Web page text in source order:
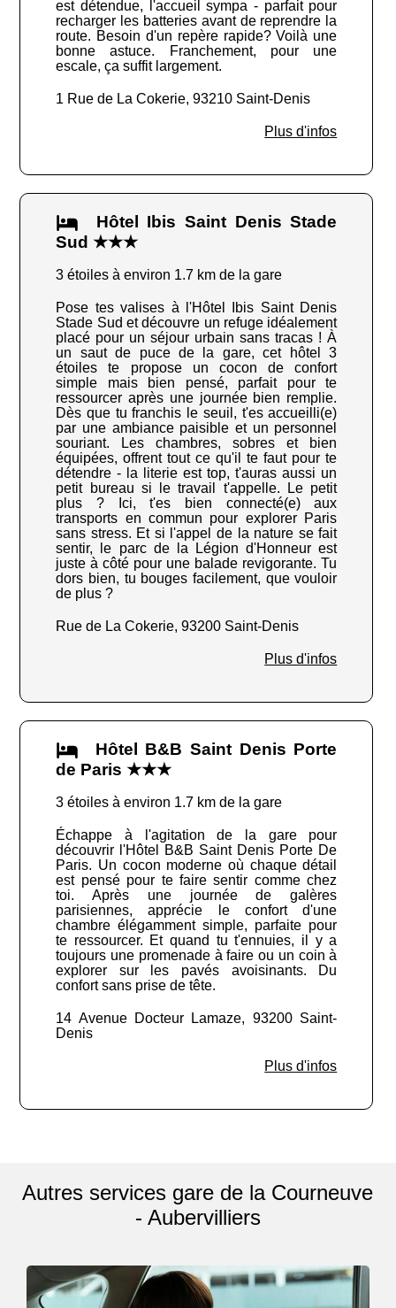
est détendue, l'accueil sympa - parfait pour
recharger les batteries avant de reprendre la
route. Besoin d'un repère rapide? Voilà une
bonne astuce. Franchement, pour une
escale, ça suffit largement.
1 Rue de La Cokerie, 93210 Saint-Denis
Plus d'infos
Hôtel Ibis Saint Denis Stade
Sud ★★★
3 étoiles à environ 1.7 km de la gare
Pose tes valises à l'Hôtel Ibis Saint Denis
Stade Sud et découvre un refuge idéalement
placé pour un séjour urbain sans tracas ! À
un saut de puce de la gare, cet hôtel 3
étoiles te propose un cocon de confort
simple mais bien pensé, parfait pour te
ressourcer après une journée bien remplie.
Dès que tu franchis le seuil, t'es accueilli(e)
par une ambiance paisible et un personnel
souriant. Les chambres, sobres et bien
équipées, offrent tout ce qu'il te faut pour te
détendre - la literie est top, t'auras aussi un
petit bureau si le travail t'appelle. Le petit
plus ? Ici, t'es bien connecté(e) aux
transports en commun pour explorer Paris
sans stress. Et si l'appel de la nature se fait
sentir, le parc de la Légion d'Honneur est
juste à côté pour une balade revigorante. Tu
dors bien, tu bouges facilement, que vouloir
de plus ?
Rue de La Cokerie, 93200 Saint-Denis
Plus d'infos
Hôtel B&B Saint Denis Porte
de Paris ★★★
3 étoiles à environ 1.7 km de la gare
Échappe à l'agitation de la gare pour
découvrir l'Hôtel B&B Saint Denis Porte De
Paris. Un cocon moderne où chaque détail
est pensé pour te faire sentir comme chez
toi. Après une journée de galères
parisiennes, apprécie le confort d'une
chambre élégamment simple, parfaite pour
te ressourcer. Et quand tu t'ennuies, il y a
toujours une promenade à faire ou un coin à
explorer sur les pavés avoisinants. Du
confort sans prise de tête.
14 Avenue Docteur Lamaze, 93200 Saint-
Denis
Plus d'infos
Autres services gare de la Courneuve
- Aubervilliers